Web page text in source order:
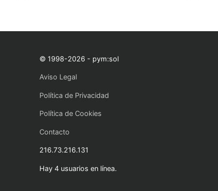
© 1998-2026 - pym:sol
Aviso Legal
Política de Privacidad
Política de Cookies
Contacto
216.73.216.131
Hay 4 usuarios en línea.